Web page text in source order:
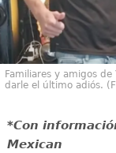
Familiares y amigos
darle el último adiós.
*Con
Mexican